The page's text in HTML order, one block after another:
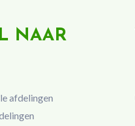
NAAR
afdelingen